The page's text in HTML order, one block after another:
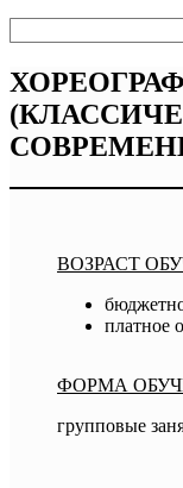
ВОЗРАСТ
платное
ФОРМА
групповые